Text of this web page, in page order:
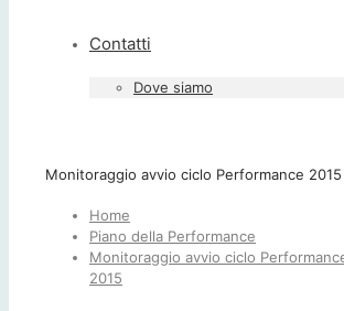
Contatti
Dove siamo
Monitoraggio avvio ciclo Performance 2015
Home
Piano della Performance
Monitoraggio avvio ciclo
2015